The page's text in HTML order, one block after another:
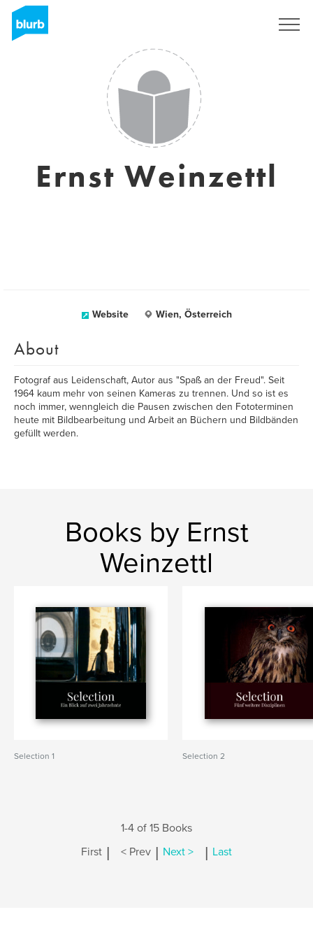
Ernst Weinzettl
Website Wien, Österreich
About
Fotograf aus Leidenschaft, Autor aus "Spaß an der Freud". Seit
1964 kaum mehr von seinen Kameras zu trennen. Und so ist es
noch immer, wenngleich die Pausen zwischen den Fototerminen
heute mit Bildbearbeitung und Arbeit an Büchern und Bildbänden
gefüllt werden.
Books by Ernst
Weinzettl
Selection 1 Selection 2
1-4 of 15 Books
First | < Prev | Next > | Last